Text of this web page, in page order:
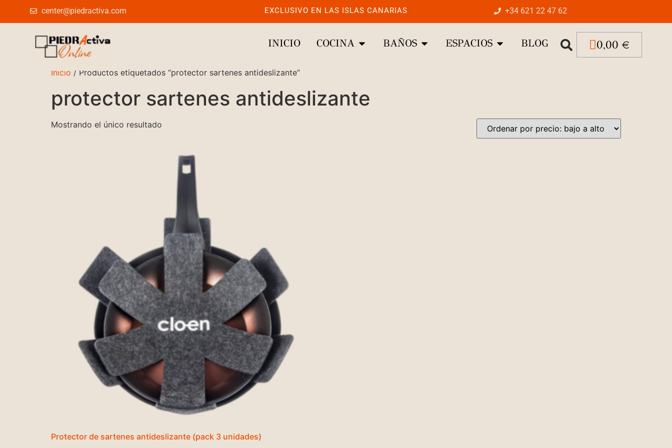
center@piedractiva.com EXCLUSIVO EN LAS ISLAS CANARIAS +34 621 22 47 62
INICIO COCINA BAÑOS ESPACIOS BLOG 0,00 €
Inicio / Productos etiquetados “protector sartenes antideslizante”
protector sartenes antideslizante
Mostrando el único resultado
Protector de sartenes antideslizante (pack 3 unidades)